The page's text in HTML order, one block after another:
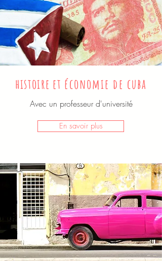
histoire et économie de cuba
Avec un professeur d'université
En savoir plus